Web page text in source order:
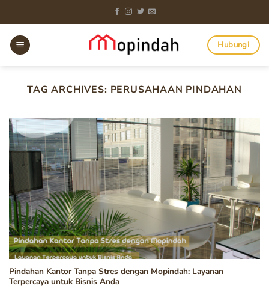
to
content
Hubungi
TAG ARCHIVES: PERUSAHAAN PINDAHAN
Pindahan Kantor Tanpa Stres dengan Mopindah: Layanan
Terpercaya untuk Bisnis Anda